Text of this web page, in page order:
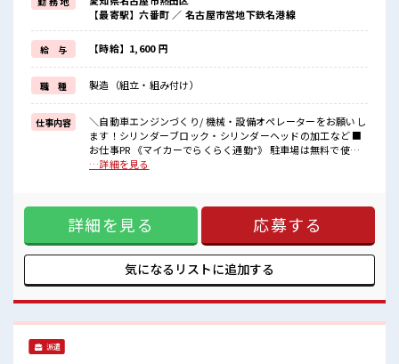
ブランクのある方も大歓迎！
ここでさらにスキルUPしちゃいましょう★
《制服無料*》
制服は無料で貸与されます！
仕事用の服を自分で用意する手間も無し！
毎日使うものだからこそ、
無料で利用できるのは嬉しいポイントですね！
■職場の雰囲気
20代・30代の方カツヤク中★
休憩室・ロッカー完備！
休憩時間にしっかりリフレッシュできます◎
お昼ご飯に困らないですね♪
【最寄駅】六番町 ／ 名古屋市営地下鉄名港線
給 与 【時給】1,600 円
職 種 製造（組立・組み付け）
仕事内容
＼自動車エンジンづくり/ 機械・設備オペレーターをお願いし
ます！シリンダーブロック・シリンダーヘッドの加工など ■
お仕事PR 《マイカーでらくらく通勤*》 駐車場は無料で使え
ます！ 車・バイク・自転車・電車通勤OK！ ご自身のライフ
UPしちゃいましょう★ 《制服無料*》 制服は無料で貸与され
ます！ 仕事用の服を自分で用意する手間も無し！ 毎日使うも
のだからこそ、 無料で利用できるのは嬉しいポイントです
ね！ ■職場の雰囲気 20代・30代の方カツヤク中★ 休憩室・
ロッカー完備！ 休憩時間にしっかりリフレッシュできます◎
さらに食堂もあります！ コンビニは職場の目の前にあるので
…詳細を見る
詳細を見る 応募する
気になるリストに追加する
派遣